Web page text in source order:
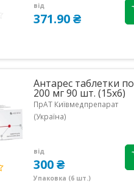
від
371.90 ₴
Антарес таблетки по
200 мг 90 шт. (15х6)
ПрАТ Київмедпрепарат
(Україна)
від
300 ₴
Упаковка (6 шт.)